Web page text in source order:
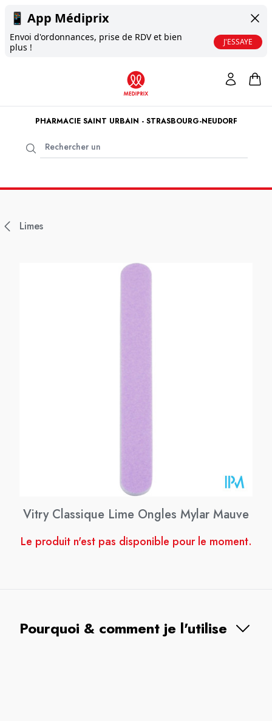
📱 App Médiprix
Envoi d'ordonnances, prise de RDV et bien
plus !
J'ESSAYE
PHARMACIE SAINT URBAIN - STRASBOURG-NEUDORF
Limes
Vitry Classique Lime Ongles Mylar Mauve
Le produit n'est pas disponible pour le moment.
Pourquoi & comment je l'utilise